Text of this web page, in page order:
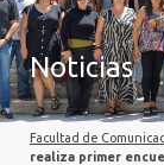
CARRERAS
POSTGRADOS Y
INVESTIGACIÓN
Noticias
Facultad de
realiza primer